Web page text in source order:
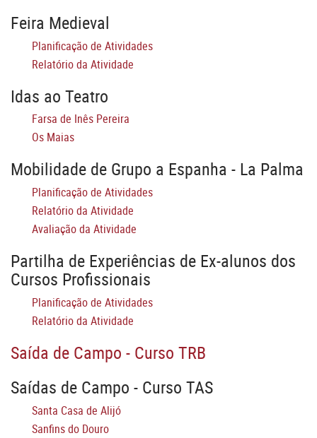
Feira Medieval
Planificação de Atividades
Relatório da Atividade
Idas ao Teatro
Farsa de Inês Pereira
Os Maias
Mobilidade de Grupo a Espanha - La Palma
Planificação de Atividades
Relatório da Atividade
Avaliação da Atividade
Partilha de Experiências de Ex-alunos dos
Cursos Profissionais
Planificação de Atividades
Relatório da Atividade
Saída de Campo - Curso TRB
Saídas de Campo - Curso TAS
Santa Casa de Alijó
Sanfins do Douro